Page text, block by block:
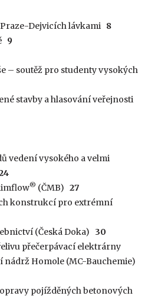
Dejvicích lávkami 8
9
– soutěž pro studenty vysokých
stavby a hlasování veřejnosti
vedení vysokého a velmi
® (ČMB)27
konstrukcí pro extrémní
(Česká Doka) 30
přečerpávací elektrárny
nádrž Homole (MC-Bauchemie)
pojížděných betonových